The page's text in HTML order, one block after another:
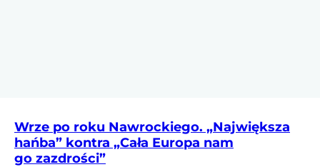
Wrze po roku Nawrockiego. „Największa
hańba” kontra „Cała Europa nam
go zazdrości”